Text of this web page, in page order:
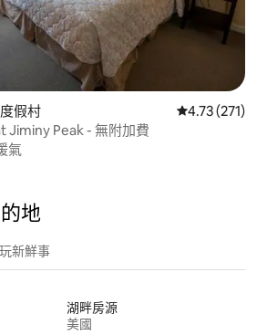
假村 從 271 則評價
4.73 (271)
Jiminy Peak - 無附加費
氣
地
新鮮事
湖畔房源
美國